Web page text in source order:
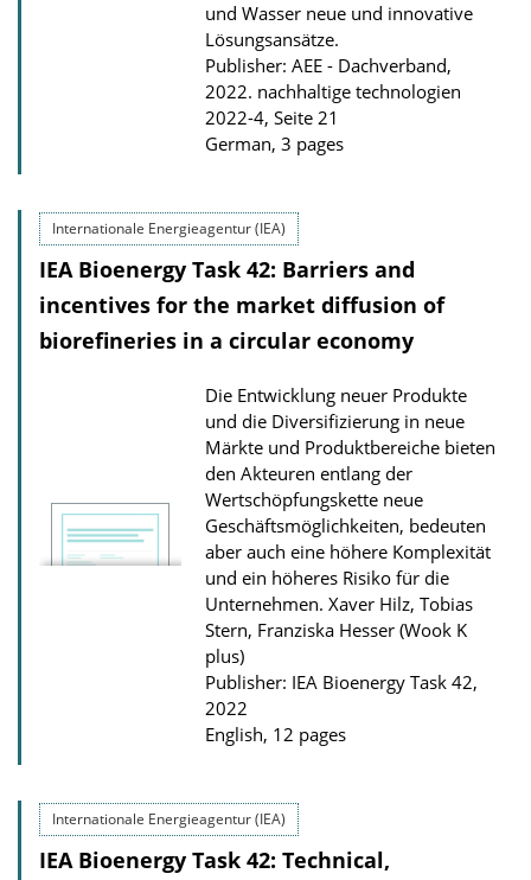
und Wasser neue und innovative
Lösungsansätze.
Publisher: AEE - Dachverband,
2022. nachhaltige technologien
2022-4, Seite 21
German, 3 pages
Internationale Energieagentur (IEA)
IEA Bioenergy Task 42: Barriers and
incentives for the market diffusion of
biorefineries in a circular economy
Die Entwicklung neuer Produkte
und die Diversifizierung in neue
Märkte und Produktbereiche bieten
den Akteuren entlang der
Wertschöpfungskette neue
Geschäftsmöglichkeiten, bedeuten
aber auch eine höhere Komplexität
und ein höheres Risiko für die
Unternehmen. Xaver Hilz, Tobias
Stern, Franziska Hesser (Wook K
plus)
Publisher: IEA Bioenergy Task 42,
2022
English, 12 pages
Internationale Energieagentur (IEA)
IEA Bioenergy Task 42: Technical,